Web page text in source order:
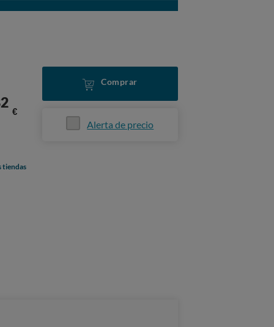
€
Comprar
Alerta de precio
tiendas